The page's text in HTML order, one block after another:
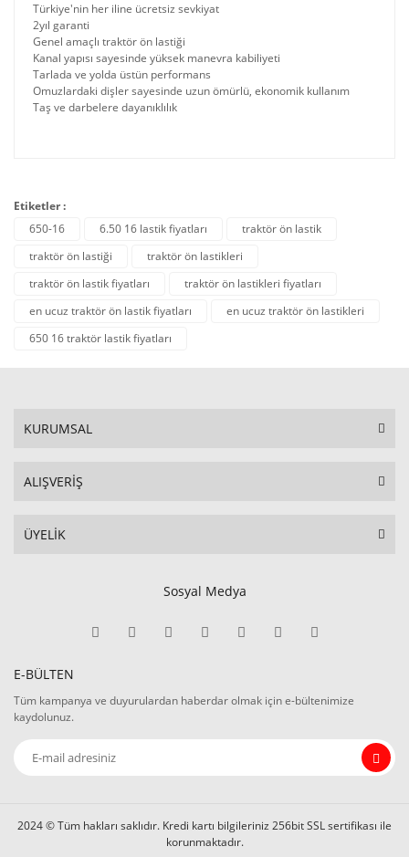
Türkiye'nin her iline ücretsiz sevkiyat
2yıl garanti
Genel amaçlı traktör ön lastiği
Kanal yapısı sayesinde yüksek manevra kabiliyeti
Tarlada ve yolda üstün performans
Omuzlardaki dişler sayesinde uzun ömürlü, ekonomik kullanım
Taş ve darbelere dayanıklılık
Etiketler :
650-16
6.50 16 lastik fiyatları
traktör ön lastik
traktör ön lastiği
traktör ön lastikleri
traktör ön lastik fiyatları
traktör ön lastikleri fiyatları
en ucuz traktör ön lastik fiyatları
en ucuz traktör ön lastikleri
650 16 traktör lastik fiyatları
KURUMSAL
ALIŞVERİŞ
ÜYELİK
Sosyal Medya
E-BÜLTEN
Tüm kampanya ve duyurulardan haberdar olmak için e-bültenimize
kaydolunuz.
2024 © Tüm hakları saklıdır. Kredi kartı bilgileriniz 256bit SSL sertifikası ile
korunmaktadır.